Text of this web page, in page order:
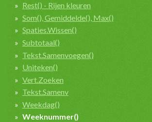
Rest() - Rijen kleuren
Som(), Gemiddelde(), Max()
Spaties.Wissen()
Subtotaal()
Tekst.Samenvoegen()
Uniteken()
Vert.Zoeken
Tekst.Samenv
Weekdag()
Weeknummer()